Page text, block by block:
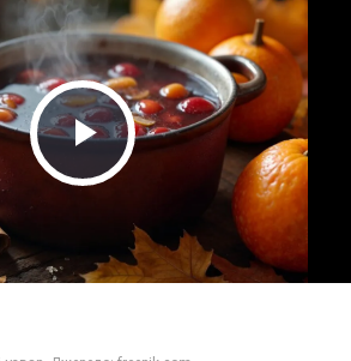
Play Video